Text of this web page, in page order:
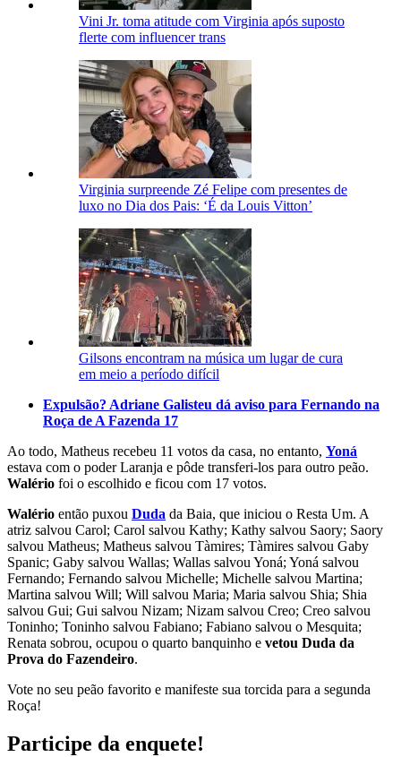
Vini Jr. toma atitude com Virginia após suposto
flerte com influencer trans
Virginia surpreende Zé Felipe com presentes de
luxo no Dia dos Pais: ‘É da Louis Vitton’
Gilsons encontram na música um lugar de cura
em meio a período difícil
Expulsão? Adriane Galisteu dá aviso para Fernando na
Roça de A Fazenda 17
Ao todo, Matheus recebeu 11 votos da casa, no entanto, Yoná
estava com o poder Laranja e pôde transferi-los para outro peão.
Walério foi o escolhido e ficou com 17 votos.
Walério então puxou Duda da Baia, que iniciou o Resta Um. A
atriz salvou Carol; Carol salvou Kathy; Kathy salvou Saory; Saory
salvou Matheus; Matheus salvou Tàmires; Tàmires salvou Gaby
Spanic; Gaby salvou Wallas; Wallas salvou Yoná; Yoná salvou
Fernando; Fernando salvou Michelle; Michelle salvou Martina;
Martina salvou Will; Will salvou Maria; Maria salvou Shia; Shia
salvou Gui; Gui salvou Nizam; Nizam salvou Creo; Creo salvou
Toninho; Toninho salvou Fabiano; Fabiano salvou o Mesquita;
Renata sobrou, ocupou o quarto banquinho e vetou Duda da
Prova do Fazendeiro.
Vote no seu peão favorito e manifeste sua torcida para a segunda
Roça!
Participe da enquete!